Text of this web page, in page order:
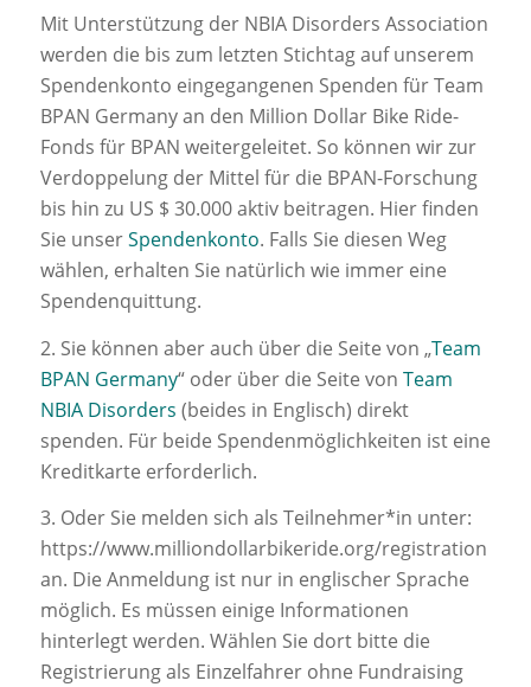
Mit Unterstützung der NBIA Disorders Association
werden die bis zum letzten Stichtag auf unserem
Spendenkonto eingegangenen Spenden für Team
BPAN Germany an den Million Dollar Bike Ride-
Fonds für BPAN weitergeleitet. So können wir zur
Verdoppelung der Mittel für die BPAN-Forschung
bis hin zu US $ 30.000 aktiv beitragen. Hier finden
Sie unserSpendenkonto. Falls Sie diesen Weg
wählen, erhalten Sie natürlich wie immer eine
Spendenquittung.
2. Sie können aber auch über die Seite von „Team
BPAN Germany“ oder über die Seite von Team
NBIA Disorders (beides in Englisch) direkt
spenden. Für beide Spendenmöglichkeiten ist eine
Kreditkarte erforderlich.
3. Oder Sie melden sich als Teilnehmer*in unter:
https://www.milliondollarbikeride.org/registration
an. Die Anmeldung ist nur in englischer Sprache
möglich. Es müssen einige Informationen
hinterlegt werden. Wählen Sie dort bitte die
Registrierung als Einzelfahrer ohne Fundraising